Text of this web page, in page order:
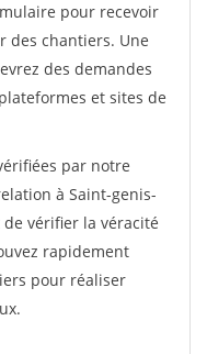
pour recevoir
des chantiers. Une
des demandes
et sites de
par notre
à Saint-genis-
vérifier la véracité
rapidement
pour réaliser